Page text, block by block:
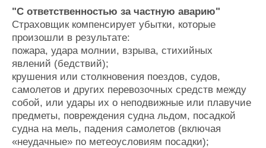
"С ответственностью за частную аварию"
Страховщик компенсирует убытки, которые
произошли в результате:
пожара, удара молнии, взрыва, стихийных
явлений (бедствий);
крушения или столкновения поездов, судов,
самолетов и других перевозочных средств между
собой, или удары их о неподвижные или плавучие
предметы, повреждения судна льдом, посадкой
судна на мель, падения самолетов (включая
«неудачные» по метеоусловиям посадки);